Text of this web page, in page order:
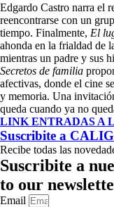
Edgardo Castro narra el
reencontrarse con un
tiempo. Finalmente, El
ahonda en la frialdad de
mientras un padre y sus
Secretos de familia
afectivas, donde el cine
y memoria. Una
queda cuando ya no
LINK ENTRADAS A
Suscribite a
Recibe todas las
Suscribite a
to our
Email